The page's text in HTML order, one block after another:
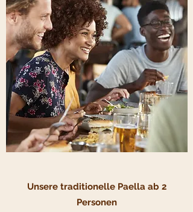
Unsere traditionelle Paella ab 2
Personen